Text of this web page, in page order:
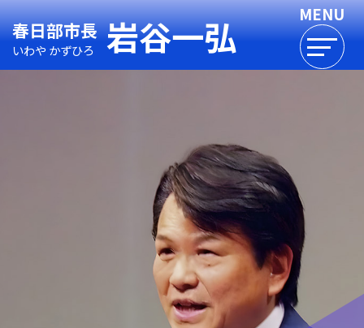
春日部市長
いわや かずひろ 岩谷一弘